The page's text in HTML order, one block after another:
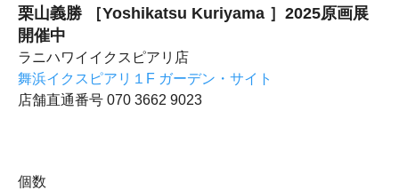
栗山義勝 ［Yoshikatsu Kuriyama ］2025原画展
開催中
ラニハワイイクスピアリ店
舞浜イクスピアリ１F ガーデン・サイト
店舗直通番号 070 3662 9023
個数